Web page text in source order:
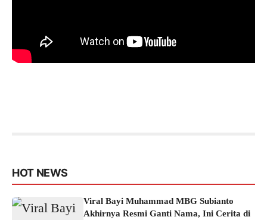
HOT NEWS
Viral Bayi Muhammad MBG Subianto
Akhirnya Resmi Ganti Nama, Ini Cerita di